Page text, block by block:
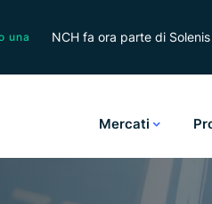
una
NCH fa ora parte di Solenis
Mercati